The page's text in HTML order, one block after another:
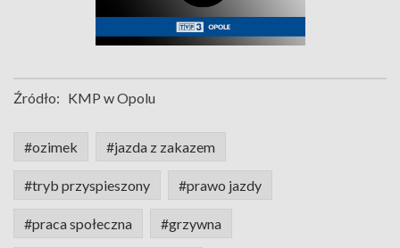
Źródło: KMP w Opolu
#ozimek #jazda z zakazem
#tryb przyspieszony #prawo jazdy
#praca społeczna #grzywna